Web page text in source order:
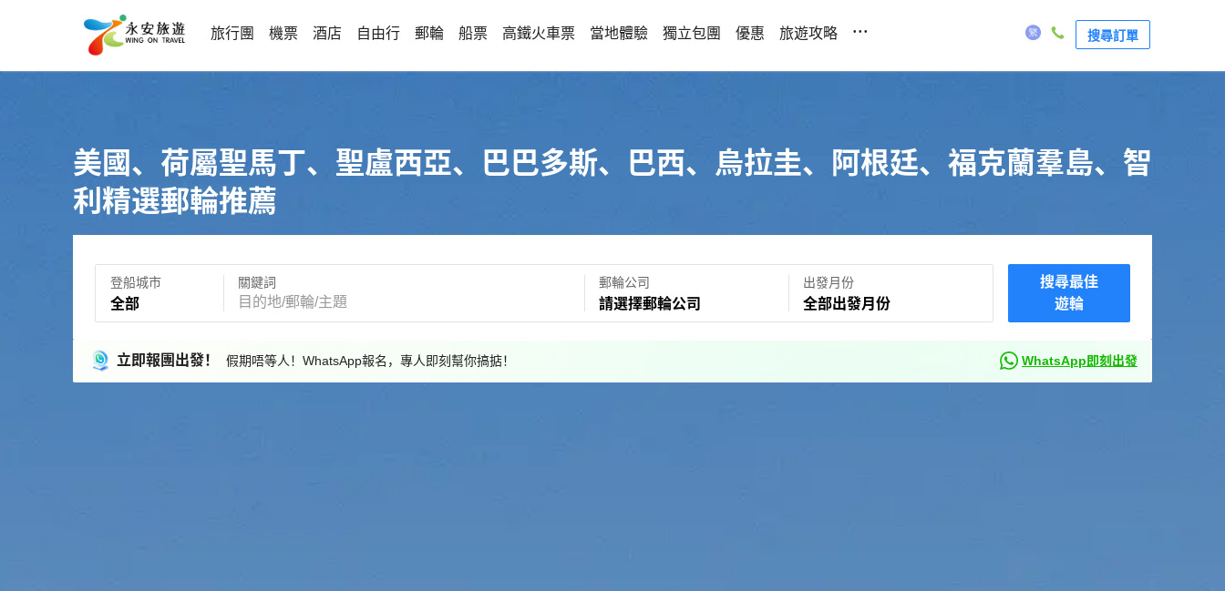
旅行團 機票 酒店 自由行 郵輪 船票 高鐵火車票 當地體驗 獨立包團 優惠 旅遊攻略 ... 搜尋訂單
美國、荷屬聖馬丁、聖盧西亞、巴巴多斯、巴西、烏拉圭、阿根廷、福克蘭羣島、智
利精選郵輪推薦
登船城市
全部
關鍵詞 郵輪公司
請選擇郵輪公司
出發月份
全部出發月份
搜尋最佳
遊輪
立即報團出發！ 假期唔等人！WhatsApp報名，專人即刻幫你搞掂！ WhatsApp即刻出發